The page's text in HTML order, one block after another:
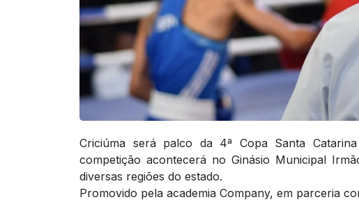
Criciúma será palco da 4ª Copa Santa
competição acontecerá no Ginásio Municipal
diversas regiões do estado.
Promovido pela academia Company, em parceria